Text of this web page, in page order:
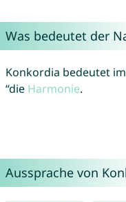
Was bedeutet der
Konkordia bedeutet
“die Harmonie.
Aussprache von